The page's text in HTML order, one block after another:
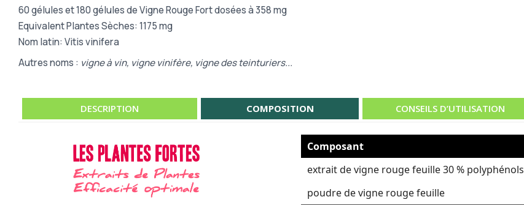
60 gélules et 180 gélules de Vigne Rouge Fort dosées à 358 mg
Equivalent Plantes Sèches: 1175 mg
Nom latin: Vitis vinifera
Autres noms : vigne à vin, vigne vinifère, vigne des teinturiers...
DESCRIPTION COMPOSITION CONSEILS D’UTILISATION
Composant
extrait de vigne rouge feuille 30 % polyphénols
poudre de vigne rouge feuille